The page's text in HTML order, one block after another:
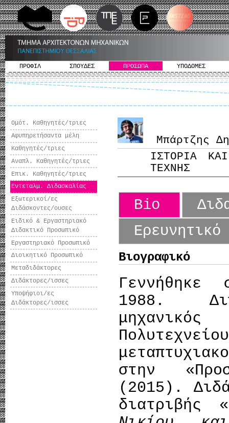
ΠΡΟΦΙΛ ΣΠΟΥΔΕΣ ΠΡΟΣΩΠΑ ΥΠΟΔΟΜΕΣ
Ομότ. Καθηγητές/τριες
Αφυπηρετήσαντα μέλη
Καθηγητές/τριες
Αναπλ. Καθηγητές/τριες
Επικ. Καθηγητές/τριες
Εντεταλμ. Διδασκαλίας
Εξωτερικοί/ες
Διδάσκοντες/ουσες
Ειδικό & Εργαστηριακό
Διδακτικό Προσωπικό
Εργαστηριακό Προσωπικό
Διοικητικό Προσωπικό
Μεταδιδάκτορες
Διδάκτορες/ισσες
Υποψήφιοι/ες
Διδάκτορες/ισσες
Μπάρτζης
ΙΣΤΟΡΙΑ
ΤΕΧΝΗΣ
Bio
Ερευνητικό
Βιογραφικό
1988.
στην
(2015).
διατριβής «